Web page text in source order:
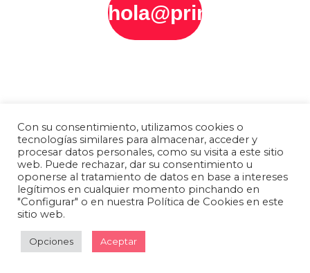
hola@printly.es
Con su consentimiento, utilizamos cookies o
tecnologías similares para almacenar, acceder y
procesar datos personales, como su visita a este sitio
web. Puede rechazar, dar su consentimiento u
oponerse al tratamiento de datos en base a intereses
legítimos en cualquier momento pinchando en
"Configurar" o en nuestra Política de Cookies en este
sitio web.
Opciones Aceptar